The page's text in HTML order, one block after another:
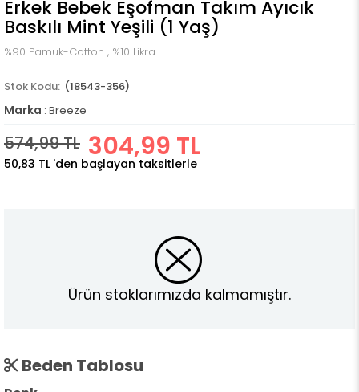
Erkek Bebek Eşofman Takım Ayıcık
Baskılı Mint Yeşili (1 Yaş)
%90 Pamuk-Cotton , %10 Likra
(18543-356)
Marka : Breeze
574,99 TL 304,99 TL
50,83 TL 'den başlayan taksitlerle
Ürün stoklarımızda kalmamıştır.
Beden Tablosu